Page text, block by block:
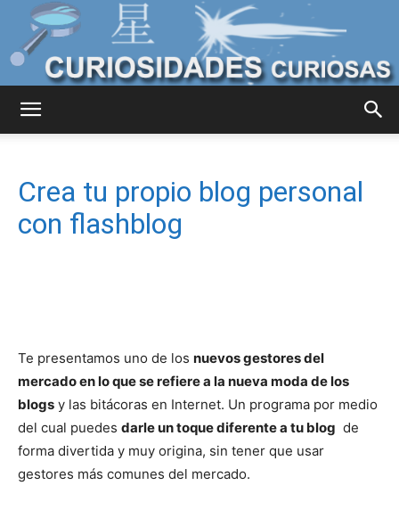
Curiosas
Mundo
Crea tu propio blog personal
con flashblog
Te presentamos uno de los nuevos gestores del
mercado en lo que se refiere a la nueva moda de los
blogs y las bitácoras en Internet. Un programa por medio
del cual puedes darle un toque diferente a tu blog de
forma divertida y muy origina, sin tener que usar
gestores más comunes del mercado.